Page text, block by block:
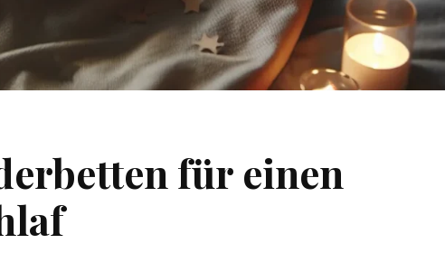
für einen